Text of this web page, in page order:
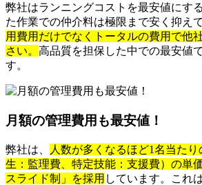
弊社はランニングコストを最安値にす
た作業での仲介料は極限まで安く抑え
用費用だけでなくトータルの費用で他
さい。 高品質を担保した中での最安値
す。
月額の管理費用も最安値！
弊社は、
人数が多くなるほど1名当た
生：監理費、特定技能：支援費）の単
スライド制」を採用 しています。これ